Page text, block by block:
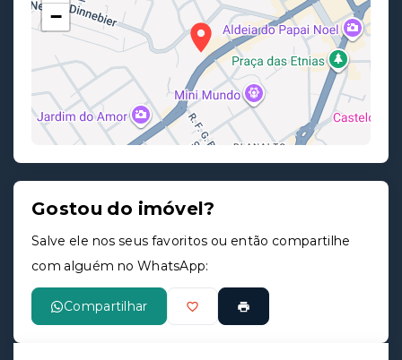
−
Gostou do imóvel?
Salve ele nos seus favoritos ou então compartilhe
com alguém no WhatsApp:
Compartilhar